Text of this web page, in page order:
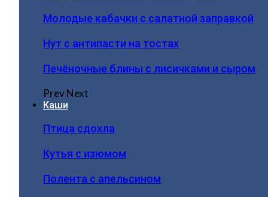
Молодые кабачки с салатной заправкой
Нут с антипасти на тостах
Печёночные блины с лисичками и сыром
PrevNext
Каши
Птица сдохла
Кутья с изюмом
Полента с апельсином